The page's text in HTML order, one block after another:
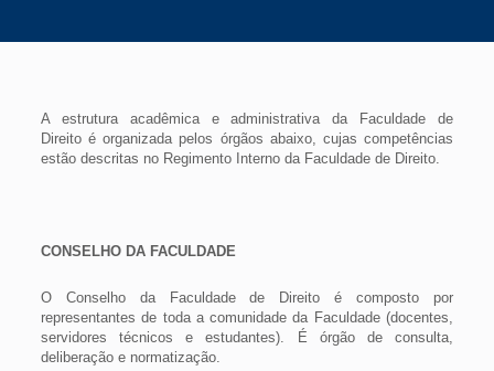
A estrutura acadêmica e administrativa da Faculdade de
Direito é organizada pelos órgãos abaixo, cujas competências
estão descritas no Regimento Interno da Faculdade de Direito.
CONSELHO DA FACULDADE
O Conselho da Faculdade de Direito é composto por
representantes de toda a comunidade da Faculdade (docentes,
servidores técnicos e estudantes). É órgão de consulta,
deliberação e normatização.